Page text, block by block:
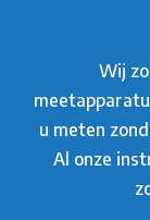
Wij
u meten
Al onze